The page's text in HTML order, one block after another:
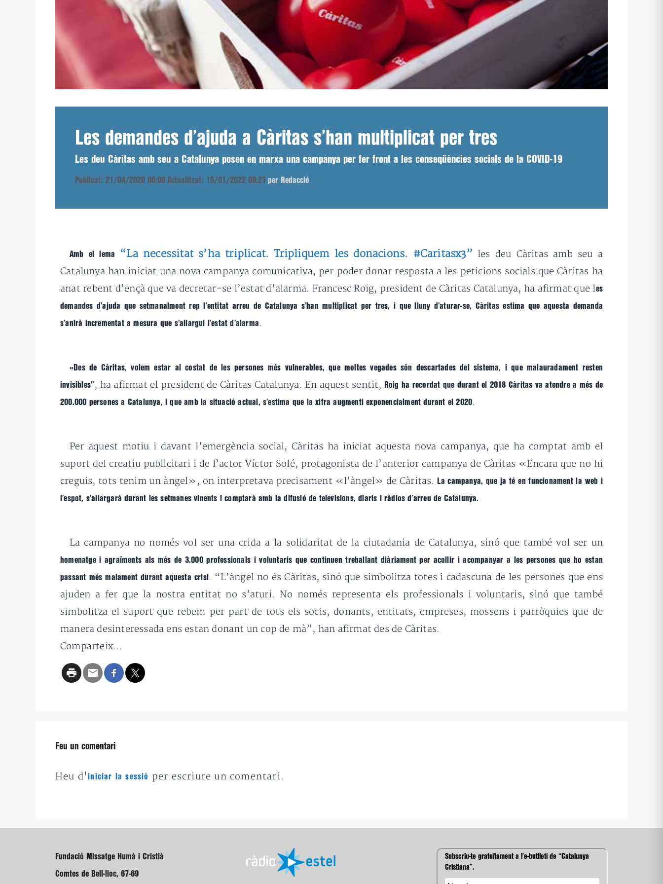
Les demandes d’ajuda a Càritas s’han multiplicat per tres
Les deu Càritas amb seu a Catalunya posen en marxa una campanya per fer front a les conseqüències socials de la COVID-19
Publicat: 21/04/2020 00:00 Actualitzat: 15/01/2022 09:21 per Redacció
Amb el lema “La necessitat s’ha triplicat. Tripliquem les donacions. #Caritasx3” les deu Càritas amb seu a
Catalunya han iniciat una nova campanya comunicativa, per poder donar resposta a les peticions socials que Càritas ha
anat rebent d’ençà que va decretar-se l’estat d’alarma. Francesc Roig, president de Càritas Catalunya, ha afirmat que les
demandes d’ajuda que setmanalment rep l’entitat arreu de Catalunya s’han multiplicat per tres, i que lluny d’aturar-se, Càritas estima que aquesta demanda
s’anirà incrementat a mesura que s’allargui l’estat d’alarma .
«Des de Càritas, volem estar al costat de les persones més vulnerables, que moltes vegades són descartades del sistema, i que malauradament resten
invisibles” , ha afirmat el president de Càritas Catalunya. En aquest sentit, Roig ha recordat que durant el 2018 Càritas va atendre a més de
200.000 persones a Catalunya, i que amb la situació actual, s’estima que la xifra augmenti exponencialment durant el 2020.
Per aquest motiu i davant l’emergència social, Càritas ha iniciat aquesta nova campanya, que ha comptat amb el
suport del creatiu publicitari i de l’actor Víctor Solé, protagonista de l’anterior campanya de Càritas «Encara que no hi
creguis, tots tenim un àngel», on interpretava precisament «l’àngel» de Càritas.La campanya, que ja té en funcionament la web i
l’espot, s’allargarà durant les setmanes vinents i comptarà amb la difusió de televisions, diaris i ràdios d’arreu de Catalunya.
La campanya no només vol ser una crida a la solidaritat de la ciutadania de Catalunya, sinó que també vol ser un
homenatge i agraïments als més de 3.000 professionals i voluntaris que continuen treballant diàriament per acollir i acompanyar a les persones que ho estan
passant més malament durant aquesta crisi. “L’àngel no és Càritas, sinó que simbolitza totes i cadascuna de les persones que ens
ajuden a fer que la nostra entitat no s’aturi. No només representa els professionals i voluntaris, sinó que també
simbolitza el suport que rebem per part de tots els socis, donants, entitats, empreses, mossens i parròquies que de
manera desinteressada ens estan donant un cop de mà”, han afirmat des de Càritas.
Comparteix...
Feu un comentari
Heu d'iniciar la sessió per escriure un comentari.
Fundació Missatge Humà i Cristià
Comtes de Bell-lloc, 67-69
Subscriu-te gratuïtament a l’e-butlletí de “Catalunya
Cristiana”.